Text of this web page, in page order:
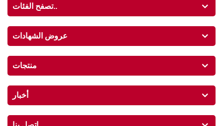
تصفح الفئات..
عروض الشهادات
منتجات
أخبار